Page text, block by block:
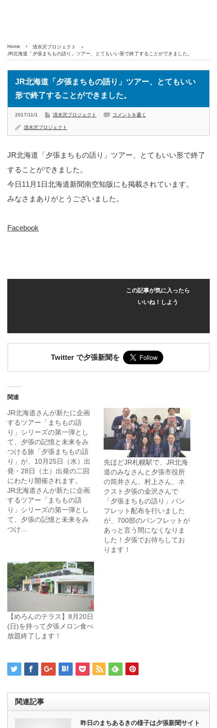
Home
清水沢プロジェクト
JR北海道「夕張まちもの語り」ツアー、とてもいい形で終了することができました。
JR北海道「夕張まちもの語り」ツアー、とてもいい
形で終了することができました。
2017/11/1 清水沢プロジェクト コメントを書く
清水沢プロジェクト
JR北海道「夕張まちもの語り」ツアー、とてもいい形で終了
することができました。
今日11月1日北海道新聞南空知版にも掲載されています。
みなさまありがとうございました。
Facebook
この記事が気に入ったら
いいね！しよう
Twitter で夕張新聞を
関連
JR北海道さんが新たに企画
するツアー「まちもの語
り」シリーズの第一弾とし
て、夕張の記憶と未来をみ
つける旅「夕張まちもの語
り」が、10月25日（水）出
発・28日（土）出発の二回
にわたり開催されます。
JR北海道さんが新たに企画
するツアー「まちもの語
り」シリーズの第一弾とし
て、夕張の記憶と未来をみ
つけ…
先ほどJR札幌駅で、JR北海
道のみなさんと夕張市役所
の筒井さん、村上さん、ネ
クスト夕張の金沢さんで
「夕張まちもの語り」パン
フレット配布を行いました
が、700部のパンフレットが
あっと言う間になくなりま
した！夕張でお待ちしてお
ります！
【めろんのテラス】8月20日
(日)を持って夕張メロン食べ
放題終了します！
関連記事
昨日のまちあるきの様子は夕張新聞サイト